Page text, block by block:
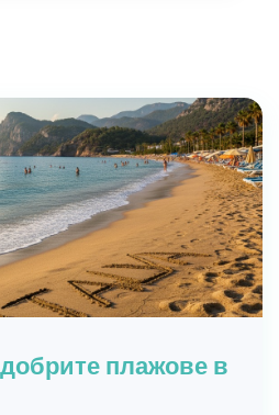
плажове в